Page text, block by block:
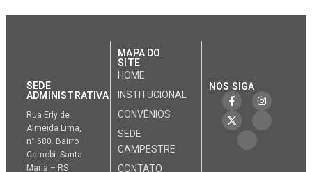
SEDE
ADMINISTRATIVA
Rua Erly de
Almeida Lima,
n° 680. Bairro
Camobi. Santa
Maria – RS
MAPA DO
SITE
HOME
INSTITUCIONAL
CONVÊNIOS
SEDE
CAMPESTRE
CONTATO
NOS SIGA